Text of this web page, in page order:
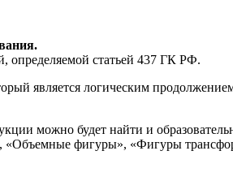
определяемой статьей 437 ГК РФ.
является логическим
можно будет найти и
«Объемные фигуры», «Фигуры